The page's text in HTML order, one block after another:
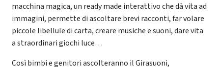
macchina magica, un ready made interattivo che dà vita ad
immagini, permette di ascoltare brevi racconti, far volare
piccole libellule di carta, creare musiche e suoni, dare vita
a straordinari giochi luce…
Così bimbi e genitori ascolteranno il Girasuoni,